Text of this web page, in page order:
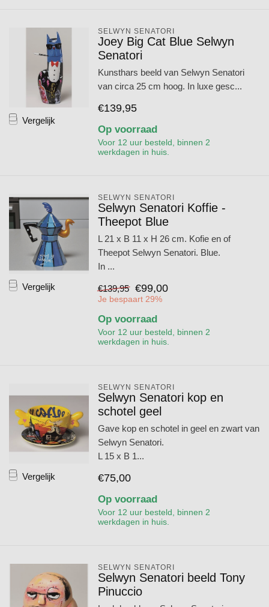
Vergelijk
SELWYN SENATORI
Joey Big Cat Blue Selwyn
Senatori
Kunsthars beeld van Selwyn Senatori
van circa 25 cm hoog. In luxe gesc...
€139,95
Op voorraad
Voor 12 uur besteld, binnen 2
werkdagen in huis.
Vergelijk
SELWYN SENATORI
Selwyn Senatori Koffie -
Theepot Blue
L 21 x B 11 x H 26 cm. Kofie en of
Theepot Selwyn Senatori. Blue.
In ...
€139,95 €99,00
Je bespaart 29%
Op voorraad
Voor 12 uur besteld, binnen 2
werkdagen in huis.
Vergelijk
SELWYN SENATORI
Selwyn Senatori kop en
schotel geel
Gave kop en schotel in geel en zwart van
Selwyn Senatori.
L 15 x B 1...
€75,00
Op voorraad
Voor 12 uur besteld, binnen 2
werkdagen in huis.
SELWYN SENATORI
Selwyn Senatori beeld Tony
Pinuccio